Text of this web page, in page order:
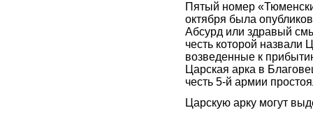
Пятый номер
октября была
Абсурд или здравый
честь которой назвали
возведенные к
Царская арка в
честь 5-й армии
Царскую арку могут